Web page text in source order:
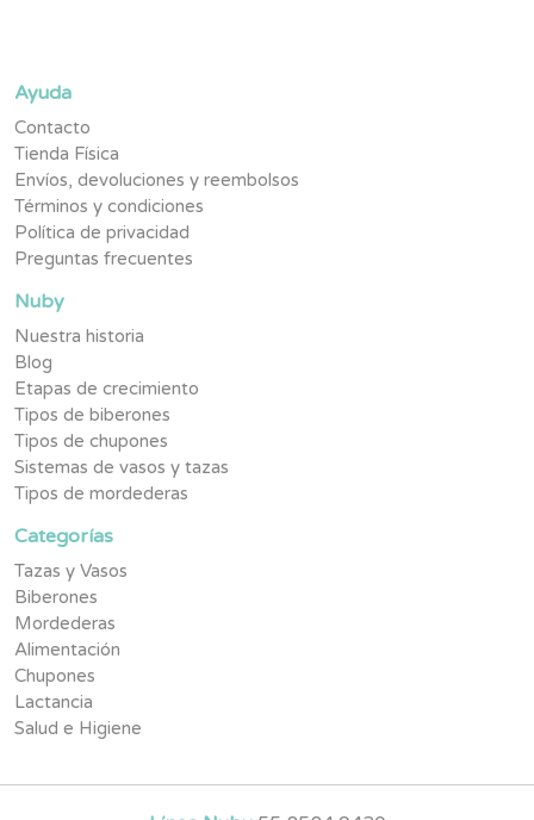
Ayuda
Contacto
Tienda Física
Envíos, devoluciones y reembolsos
Términos y condiciones
Política de privacidad
Preguntas frecuentes
Nuby
Nuestra historia
Blog
Etapas de crecimiento
Tipos de biberones
Tipos de chupones
Sistemas de vasos y tazas
Tipos de mordederas
Categorías
Tazas y Vasos
Biberones
Mordederas
Alimentación
Chupones
Lactancia
Salud e Higiene